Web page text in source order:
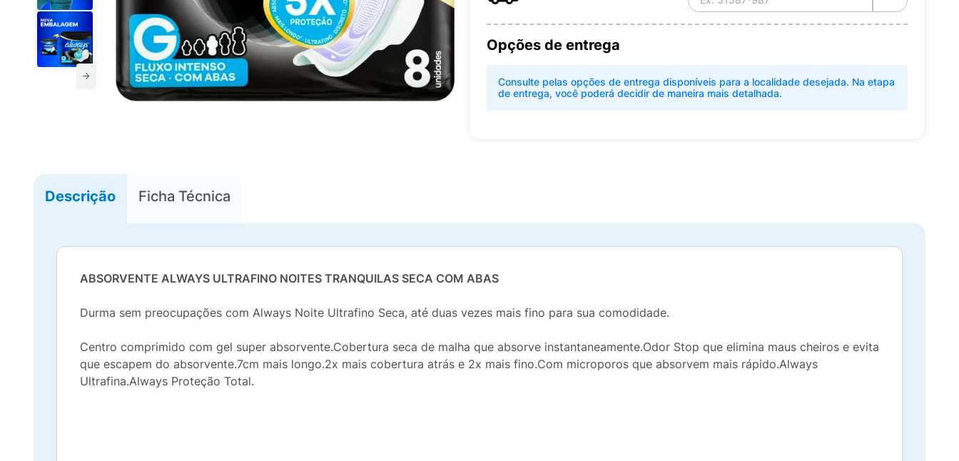
Opções de entrega
Consulte pelas opções de entrega disponíveis para a localidade desejada. Na etapa
de entrega, você poderá decidir de maneira mais detalhada.
Descrição Ficha Técnica
ABSORVENTE ALWAYS ULTRAFINO NOITES TRANQUILAS SECA COM ABAS
Durma sem preocupações com Always Noite Ultrafino Seca, até duas vezes mais fino para sua comodidade.
Centro comprimido com gel super absorvente.Cobertura seca de malha que absorve instantaneamente.Odor Stop que elimina maus cheiros e evita
que escapem do absorvente.7cm mais longo.2x mais cobertura atrás e 2x mais fino.Com microporos que absorvem mais rápido.Always
Ultrafina.Always Proteção Total.